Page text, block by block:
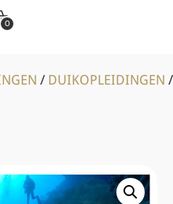
0
/ DUIKOPLEIDINGEN